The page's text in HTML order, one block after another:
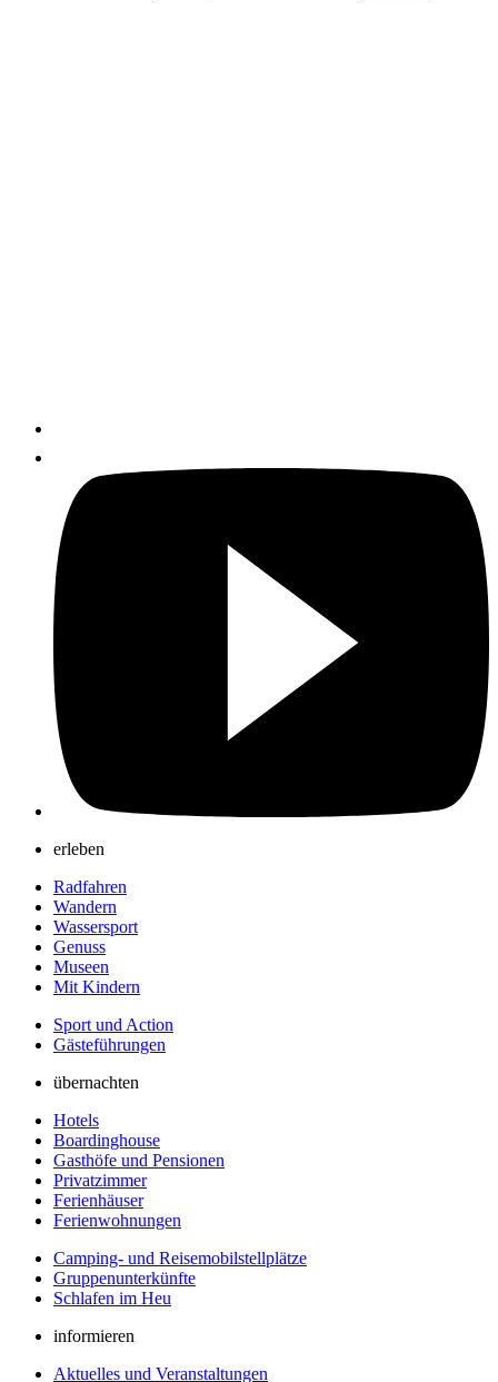
erleben
Radfahren
Wandern
Wassersport
Genuss
Museen
Mit Kindern
Sport und Action
Gästeführungen
übernachten
Hotels
Boardinghouse
Gasthöfe und Pensionen
Privatzimmer
Ferienhäuser
Ferienwohnungen
Camping- und Reisemobilstellplätze
Gruppenunterkünfte
Schlafen im Heu
informieren
Aktuelles und Veranstaltungen